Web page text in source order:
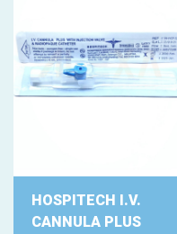
HOSPITECH I.V.
CANNULA PLUS